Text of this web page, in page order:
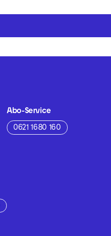
Abo-Service
0621 1680 160